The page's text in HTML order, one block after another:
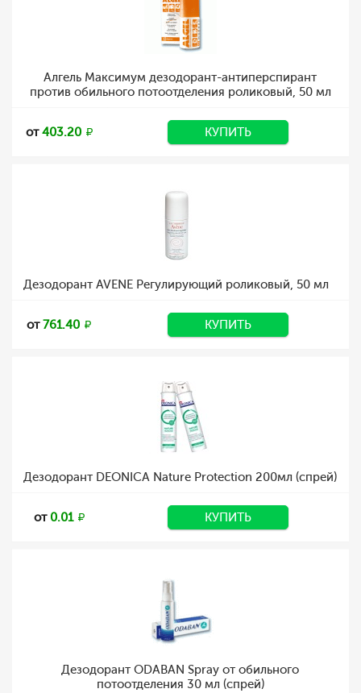
Алгель Максимум дезодорант-антиперспирант
против обильного потоотделения роликовый, 50 мл
от403.20 КУПИТЬ
Дезодорант AVENE Регулирующий роликовый, 50 мл
от761.40 КУПИТЬ
Дезодорант DEONICA Nature Protection 200мл (спрей)
от 0.01 КУПИТЬ
Дезодорант ODABAN Spray от обильного
потоотделения 30 мл (спрей)